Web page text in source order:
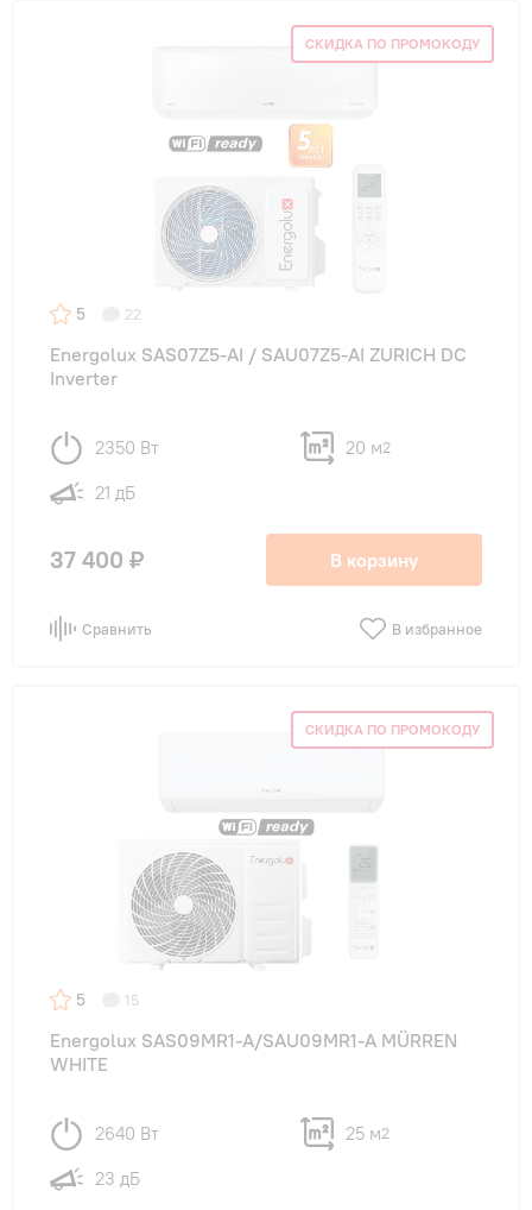
СКИДКА ПО ПРОМОКОДУ
5 22
Energolux SAS07Z5-AI / SAU07Z5-AI ZURICH DC
Inverter
2350 Вт 20 м2
21 дБ
37 400 ₽ В корзину
Сравнить В избранное
СКИДКА ПО ПРОМОКОДУ
5 15
Energolux SAS09MR1-A/SAU09MR1-A MÜRREN
WHITE
2640 Вт 25 м2
23 дБ